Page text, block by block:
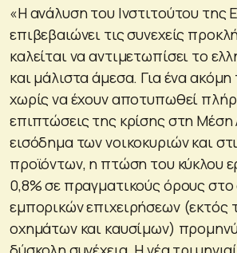
«Η ανάλυση του Ινστιτούτου της
επιβεβαιώνει τις συνεχείς
καλείται να αντιμετωπίσει το
και μάλιστα άμεσα. Για ένα ακόμη
χωρίς να έχουν αποτυπωθεί
επιπτώσεις της κρίσης στη
εισόδημα των νοικοκυριών και
προϊόντων, η πτώση του κύκλου
0,8% σε πραγματικούς όρους
εμπορικών επιχειρήσεων (εκτός
οχημάτων και καυσίμων)